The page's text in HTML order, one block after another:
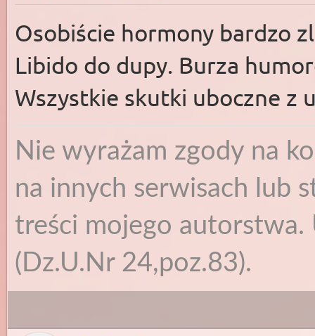
Osobiście hormony bardzo
Libido do dupy. Burza
Wszystkie skutki uboczne z
Nie wyrażam zgody na
na innych serwisach lub
treści mojego
(Dz.U.Nr 24,poz.83).